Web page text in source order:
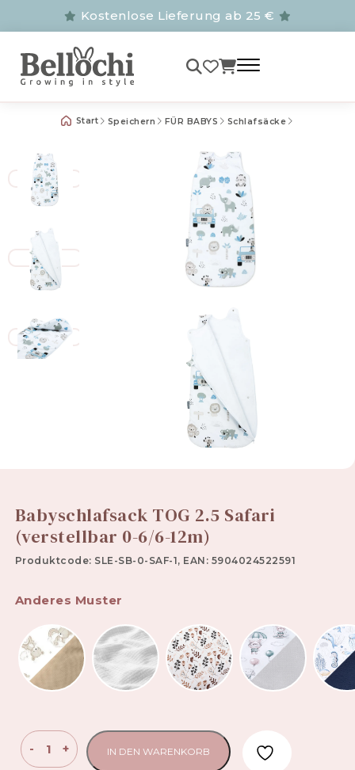
Kostenlose Lieferung ab 25 €
Start Speichern FÜR BABYS Schlafsäcke
Babyschlafsack TOG 2.5 Safari
(verstellbar 0-6/6-12m)
Produktcode: SLE-SB-0-SAF-1, EAN: 5904024522591
Anderes Muster
-
Babyschlafsack
TOG
+ IN DEN WARENKORB